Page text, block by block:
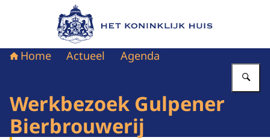
Naar de homepage van Het Koninklijk Huis
Home Actueel Agenda
Werkbezoek Gulpener
Bierbrouwerij